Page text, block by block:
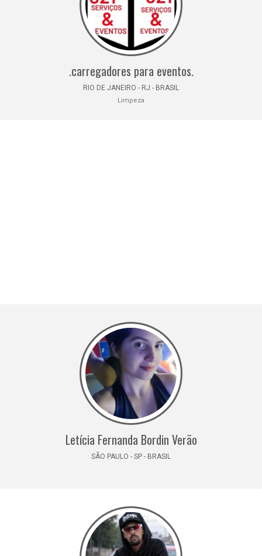
.carregadores para eventos.
RIO DE JANEIRO - RJ - BRASIL
Limpeza
Letícia Fernanda Bordin Verão
SÃO PAULO - SP - BRASIL